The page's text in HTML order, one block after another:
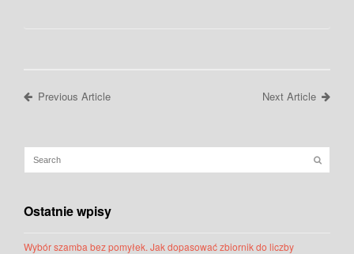
Previous Article Next Article
Ostatnie wpisy
Wybór szamba bez pomyłek. Jak dopasować zbiornik do liczby